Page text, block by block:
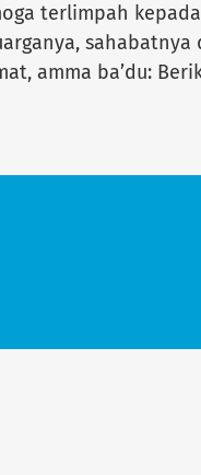
terlimpah
amma ba’du: